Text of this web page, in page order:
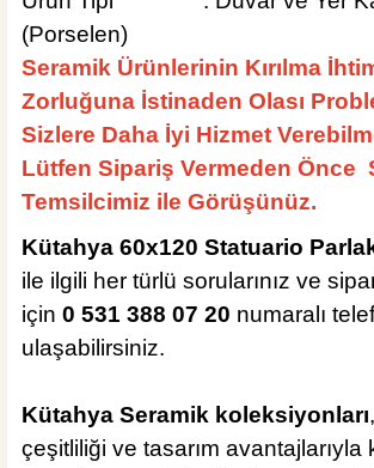
Sepete Ekle
KARGO BEDAVA
Tesay Profil
Tesay Profil Fayans Tesviye Klipsi 2 mm
295,00 TL
Sepete Ekle
Tesay Profil
Tesay Profil Fayans Tesviye Klipsi 1 mm
(Porselen)
Seramik Ürünlerinin Kırılma
Zorluğuna İstinaden Olası
Sizlere Daha İyi Hizmet
Lütfen Sipariş Vermeden Önce
Temsilcimiz ile Görüşünüz.
Kütahya 60x120 Statuario
ile ilgili her türlü sorularınız ve
için 0 531 388 07 20 numaralı
ulaşabilirsiniz.
Kütahya Seramik koleksiyonları
çeşitliliği ve tasarım avantajlarıyla